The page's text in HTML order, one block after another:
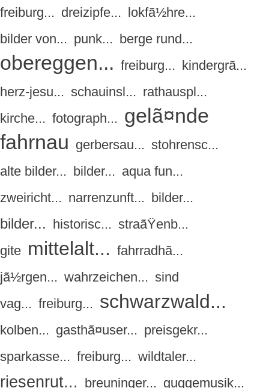
freiburg... dreizipfe... lokfã½hre...
bilder von... punk... berge rund...
obereggen... freiburg... kindergrã...
herz-jesu... schauinsl... rathauspl...
kirche... fotograph... gelã¤nde
fahrnau gerbersau... stohrensc...
alte bilder... bilder... aqua fun...
zweiricht... narrenzunft... bilder...
bilder... historisc... straãŸenb...
gite mittelalt... fahrradhã...
jã½rgen... wahrzeichen... sind
vag... freiburg... schwarzwald...
kolben... gasthã¤user... preisgekr...
sparkasse... freiburg... wildtaler...
riesenrut... breuninger... guggemusik...